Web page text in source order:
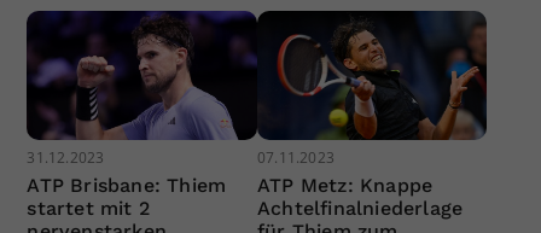
31.12.2023
ATP Brisbane: Thiem
startet mit 2
07.11.2023
ATP Metz: Knappe
Achtelfinalniederlage